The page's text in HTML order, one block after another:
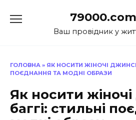
до
Ваш провідник у
ГОЛОВНА » ЯК НОСИТИ ЖІНОЧІ
ПОЄДНАННЯ ТА МОДНІ ОБРАЗИ
Як носити
баггі: стильні